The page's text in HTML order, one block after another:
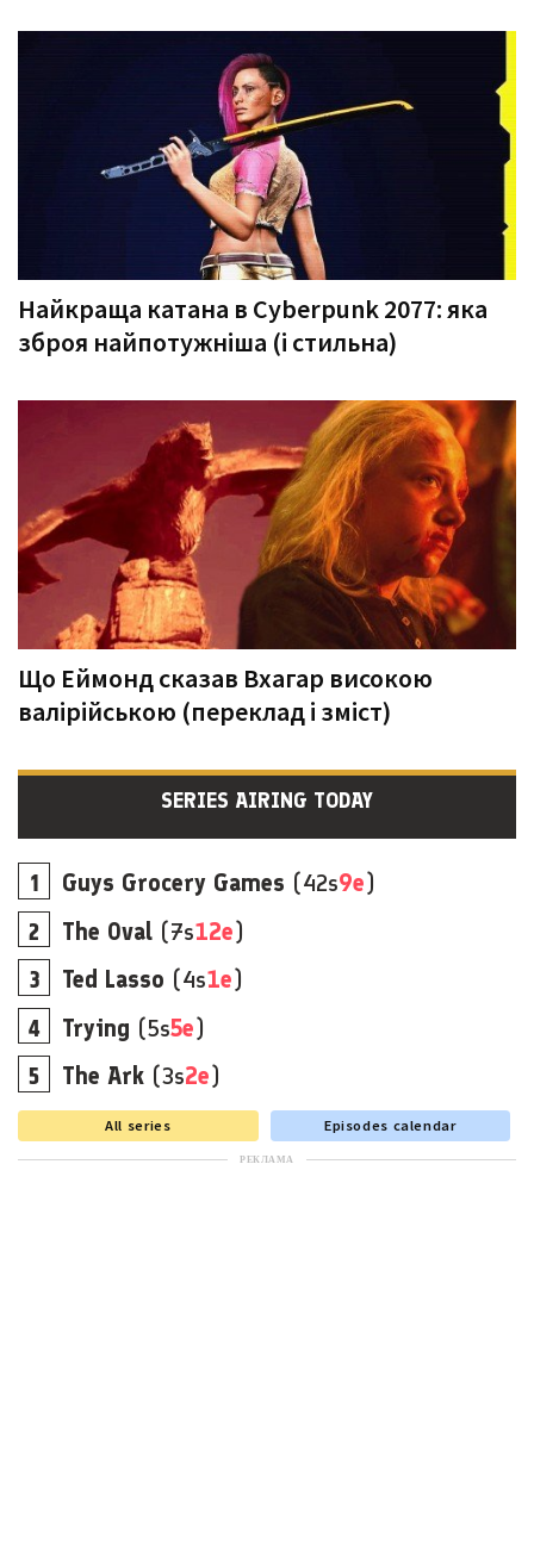
Найкраща катана в Cyberpunk 2077: яка
зброя найпотужніша (і стильна)
Що Еймонд сказав Вхагар високою
валірійською (переклад і зміст)
SERIES AIRING TODAY
Guys Grocery Games (42s9e)
The Oval (7s12e)
Ted Lasso (4s1e)
Trying (5s5e)
The Ark (3s2e)
All series Episodes calendar
РЕКЛАМА